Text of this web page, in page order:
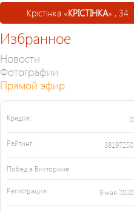
Крістінка «КРІСТІНКА» , 34
Избранное
Новости
Фотографии
Прямой эфир
Кредов: 0
Рейтинг: 38197250
Побед в Викторине:
Регистрация: 9 мая 2010